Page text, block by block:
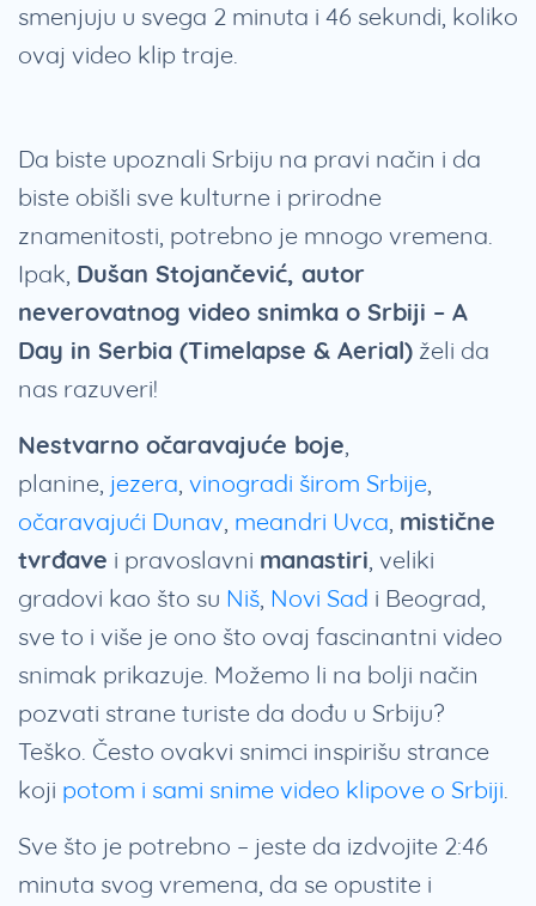
smenjuju u svega 2 minuta i 46 sekundi, koliko
ovaj video klip traje.
Da biste upoznali Srbiju na pravi način i da
biste obišli sve kulturne i prirodne
znamenitosti, potrebno je mnogo vremena.
Ipak, Dušan Stojančević, autor
neverovatnog video snimka o Srbiji – A
Day in Serbia (Timelapse & Aerial) želi da
nas razuveri!
Nestvarno očaravajuće boje,
planine, jezera, vinogradi širom Srbije,
očaravajući Dunav, meandri Uvca, mistične
tvrđave i pravoslavni manastiri, veliki
gradovi kao što su Niš, Novi Sad i Beograd,
sve to i više je ono što ovaj fascinantni video
snimak prikazuje. Možemo li na bolji način
pozvati strane turiste da dođu u Srbiju?
Teško. Često ovakvi snimci inspirišu strance
koji potom i sami snime video klipove o Srbiji.
Sve što je potrebno – jeste da izdvojite 2:46
minuta svog vremena, da se opustite i